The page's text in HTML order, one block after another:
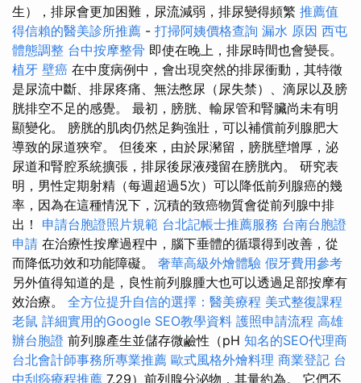
生），排尿會更加困難，尿流減弱，排尿變得頻繁 推薦值
得信賴的醫美診所推薦 - 打掃阿姨價格查詢 漏水 原因 西屯
體態調整 台中按摩整骨 即使在晚上，排尿時間也會變長。
植牙 壁癌 在中度病例中，會出現突然的排尿衝動，其特徵
是尿流中斷、排尿疼痛、無法憋尿（尿失禁）、滴尿以及膀
胱排空不足的感覺。 最初，膀胱、輸尿管和腎臟尚未有明
顯變化。 膀胱的肌肉仍然足夠強壯，可以補償前列腺肥大
導致的尿道狹窄。 但後來，由於尿瀦留，膀胱壁增厚，泌
尿道和腎腔系統擴張，排尿後尿液殘留在膀胱內。 研究表
明，男性定期射精（每週超過5次）可以降低前列腺癌的幾
率，因為在這種情況下，沉積的致癌物質會從前列腺中排
出！ 申請台胞證照片規範 台北記帳士推薦服務 台南台胞證
申請 在治療性按摩過程中，腦下垂體的循環得到改善，從
而降低功效和功能障礙。 奢華高級外燴體驗 假牙費用參考
另外值得知道的是，良性前列腺腫大也可以透過足部按摩有
效治療。 全方位提升自信的選擇：醫美療程 美式整復課程
老鼠 詳細實用的Google SEO教學資料 護照申請流程 高雄
辦台胞證 前列腺產生並儲存微鹼性（pH 知名的SEO代理商
台北會計師事務所專業推薦 歐式風格外燴料理 商業登記 台
中刮痧療程推薦 7.29）前列腺分泌物，其量約為。 它們不